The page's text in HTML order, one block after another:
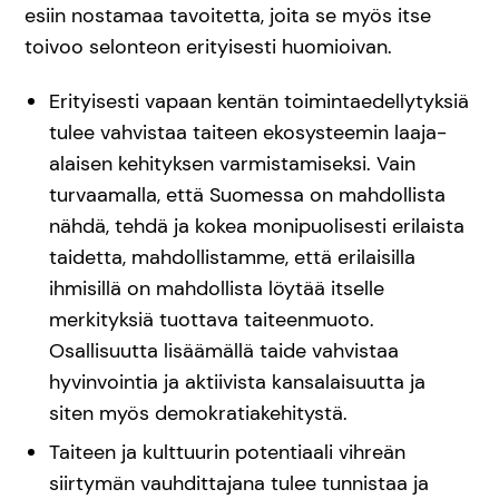
esiin nostamaa tavoitetta, joita se myös itse
toivoo selonteon erityisesti huomioivan.
Erityisesti vapaan kentän toimintaedellytyksiä
tulee vahvistaa taiteen ekosysteemin laaja-
alaisen kehityksen varmistamiseksi. Vain
turvaamalla, että Suomessa on mahdollista
nähdä, tehdä ja kokea monipuolisesti erilaista
taidetta, mahdollistamme, että erilaisilla
ihmisillä on mahdollista löytää itselle
merkityksiä tuottava taiteenmuoto.
Osallisuutta lisäämällä taide vahvistaa
hyvinvointia ja aktiivista kansalaisuutta ja
siten myös demokratiakehitystä.
Taiteen ja kulttuurin potentiaali vihreän
siirtymän vauhdittajana tulee tunnistaa ja